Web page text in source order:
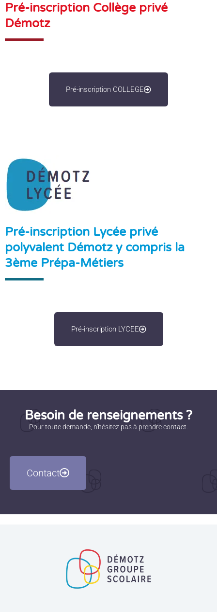
Pré-inscription Collège privé
Démotz
Pré-inscription COLLEGE
Pré-inscription Lycée privé
polyvalent Démotz y compris la
3ème Prépa-Métiers
Pré-inscription LYCEE
Besoin de renseignements ?
Pour toute demande, n'hésitez pas à prendre contact.
Contact